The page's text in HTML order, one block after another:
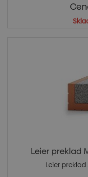
Leier preklad
Leier